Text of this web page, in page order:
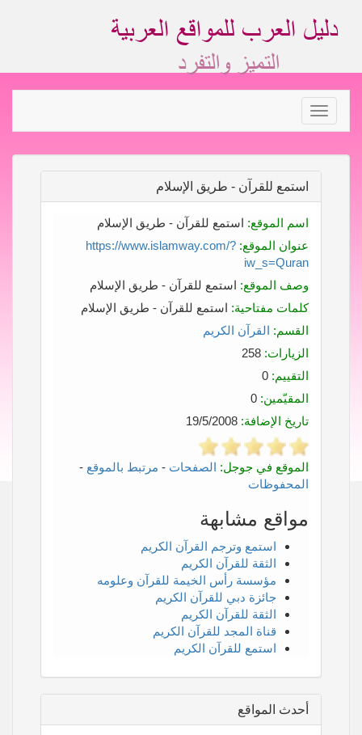
Toggle
navigation
استمع للقرآن - طريق الإسلام
اسم الموقع: استمع للقرآن - طريق الإسلام
عنوان الموقع: https://www.islamway.com/?
iw_s=Quran
وصف الموقع: استمع للقرآن - طريق الإسلام
كلمات مفتاحية: استمع للقرآن - طريق الإسلام
القسم: القرآن الكريم
الزيارات:
التقييم:
المقيّمين:
تاريخ الإضافة:
الموقع في جوجل: الصفحات - مرتبط بالموقع -
المحفوظات
مواقع مشابهة
استمع وترجم القرآن الكريم
الثقة للقرآن الكريم
مؤسسة رأس الخيمة للقرآن وعلومه
جائزة دبي للقرآن الكريم
الثقة للقرآن الكريم
قناة المجد للقرآن الكريم
استمع للقرآن الكريم
أحدث المواقع